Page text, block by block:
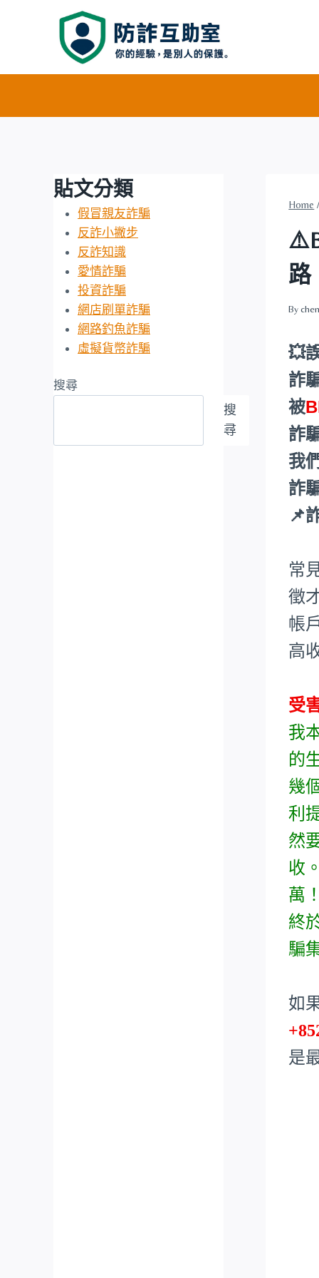
Home
路
By
💥
詐
被
詐
我
詐
📌
常
徵
帳
高
受
我
的
幾
利
然
收
萬
終
騙
如
是
貼文分類
假冒親友詐騙
反詐小撇步
反詐知識
愛情詐騙
投資詐騙
網店刷單詐騙
網路釣魚詐騙
虛擬貨幣詐騙
搜尋
搜
尋